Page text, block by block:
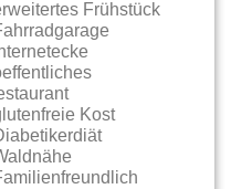
Frühstück
Kost